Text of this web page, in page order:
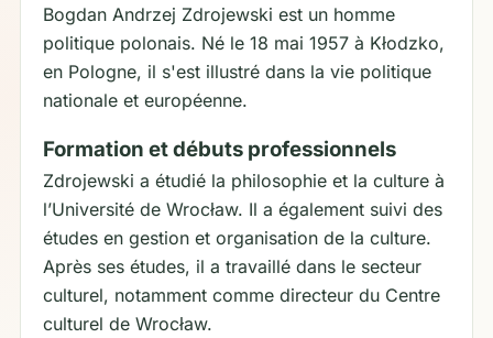
Bogdan Andrzej Zdrojewski est un homme
politique polonais. Né le 18 mai 1957 à Kłodzko,
en Pologne, il s'est illustré dans la vie politique
nationale et européenne.
Formation et débuts professionnels
Zdrojewski a étudié la philosophie et la culture à
l’Université de Wrocław. Il a également suivi des
études en gestion et organisation de la culture.
Après ses études, il a travaillé dans le secteur
culturel, notamment comme directeur du Centre
culturel de Wrocław.